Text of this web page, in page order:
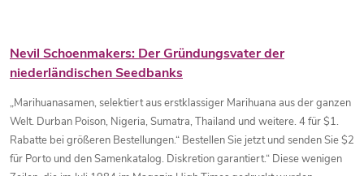
Nevil Schoenmakers: Der Gründungsvater der
niederländischen Seedbanks
„Marihuanasamen, selektiert aus erstklassiger Marihuana aus der ganzen
Welt. Durban Poison, Nigeria, Sumatra, Thailand und weitere. 4 für $1.
Rabatte bei größeren Bestellungen.“ Bestellen Sie jetzt und senden Sie $2
für Porto und den Samenkatalog. Diskretion garantiert.“ Diese wenigen